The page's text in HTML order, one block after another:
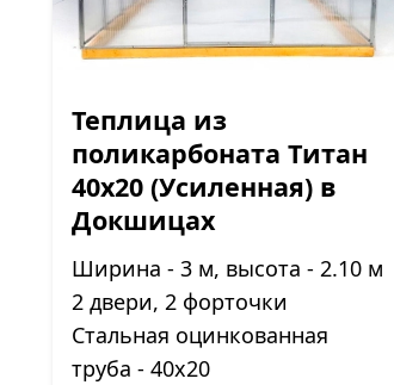
Теплица из
поликарбоната Титан
40х20 (Усиленная) в
Докшицах
Ширина - 3 м, высота - 2.10 м
2 двери, 2 форточки
Стальная оцинкованная
труба - 40х20